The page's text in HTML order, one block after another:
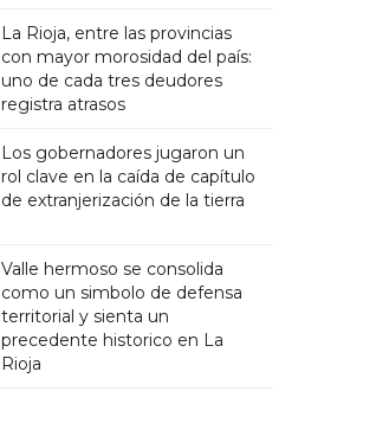
La Rioja, entre las provincias
con mayor morosidad del país:
uno de cada tres deudores
registra atrasos
Los gobernadores jugaron un
rol clave en la caída de capítulo
de extranjerización de la tierra
Valle hermoso se consolida
como un simbolo de defensa
territorial y sienta un
precedente historico en La
Rioja